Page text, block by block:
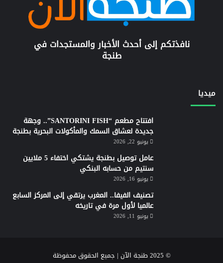
نافذتكم إلى أحدث الأخبار والمستجدات في
طنجة
ميديا
افتتاح مطعم “SANTORINI FISH”.. وجهة
جديدة لعشاق السمك والمأكولات البحرية بطنجة
يونيو 22, 2026
عامل توصيل بطنجة يشتكي اختفاء 5 ملايين
سنتيم من حسابه البنكي
يونيو 16, 2026
تصنيف الفيفا.. المغرب يرتقي إلى المركز السابع
عالميا لأول مرة في تاريخه
يونيو 11, 2026
© 2025 طنجة الآن | جميع الحقوق محفوظة